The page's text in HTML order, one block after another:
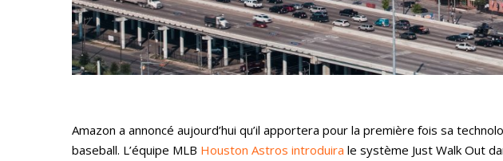
Amazon a annoncé aujourd’hui qu’il apportera pour la première fois sa
baseball. L’équipe MLB Houston Astros introduira le système Just Walk Out